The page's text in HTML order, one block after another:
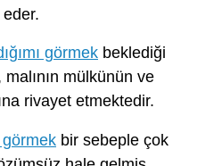
görmek beklediği
mülkünün ve
rivayet etmektedir.
görmek bir sebeple çok